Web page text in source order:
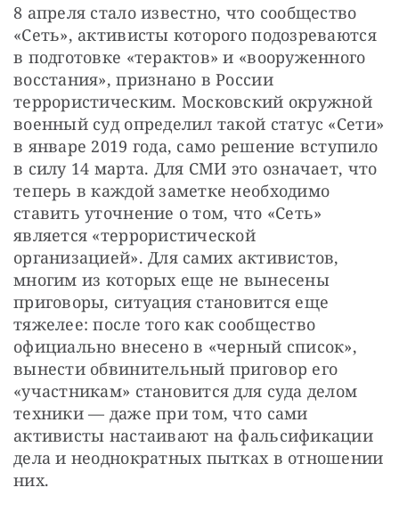
8 апреля стало известно, что сообщество
«Сеть», активисты которого подозреваются
в подготовке «терактов» и «вооруженного
восстания», признано в России
террористическим. Московский окружной
военный суд определил такой статус «Сети»
в январе 2019 года, само решение вступило
в силу 14 марта. Для СМИ это означает, что
теперь в каждой заметке необходимо
ставить уточнение о том, что «Сеть»
является «террористической
организацией». Для самих активистов,
многим из которых еще не вынесены
приговоры, ситуация становится еще
тяжелее: после того как сообщество
официально внесено в «черный список»,
вынести обвинительный приговор его
«участникам» становится для суда делом
техники — даже при том, что сами
активисты настаивают на фальсификации
дела и неоднократных пытках в отношении
них.